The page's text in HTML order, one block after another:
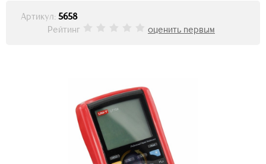
Артикул: 5658
Рейтинг
оценить первым